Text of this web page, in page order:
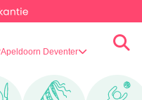
Apeldoorn Deventer